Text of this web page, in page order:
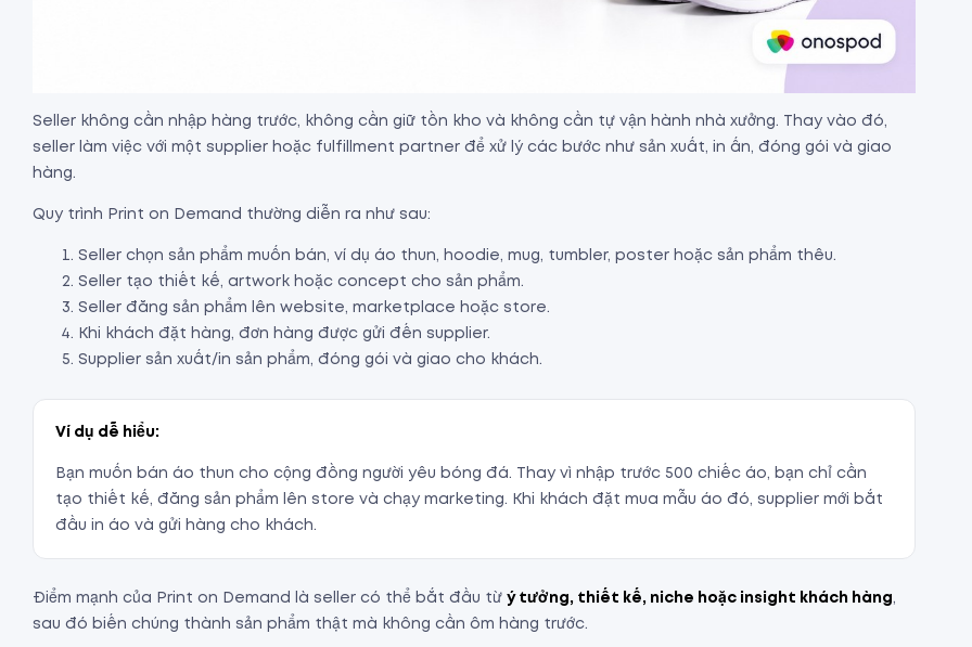
Seller không cần nhập hàng trước, không cần giữ tồn kho và không cần tự vận hành nhà xưởng. Thay vào đó,
seller làm việc với một supplier hoặc fulfillment partner để xử lý các bước như sản xuất, in ấn, đóng gói và giao
hàng.
Quy trình Print on Demand thường diễn ra như sau:
Seller chọn sản phẩm muốn bán, ví dụ áo thun, hoodie, mug, tumbler, poster hoặc sản phẩm thêu.
Seller tạo thiết kế, artwork hoặc concept cho sản phẩm.
Seller đăng sản phẩm lên website, marketplace hoặc store.
Khi khách đặt hàng, đơn hàng được gửi đến supplier.
Supplier sản xuất/in sản phẩm, đóng gói và giao cho khách.
Ví dụ dễ hiểu:
Bạn muốn bán áo thun cho cộng đồng người yêu bóng đá. Thay vì nhập trước 500 chiếc áo, bạn chỉ cần
tạo thiết kế, đăng sản phẩm lên store và chạy marketing. Khi khách đặt mua mẫu áo đó, supplier mới bắt
đầu in áo và gửi hàng cho khách.
Điểm mạnh của Print on Demand là seller có thể bắt đầu từ ý tưởng, thiết kế, niche hoặc insight khách hàng,
sau đó biến chúng thành sản phẩm thật mà không cần ôm hàng trước.